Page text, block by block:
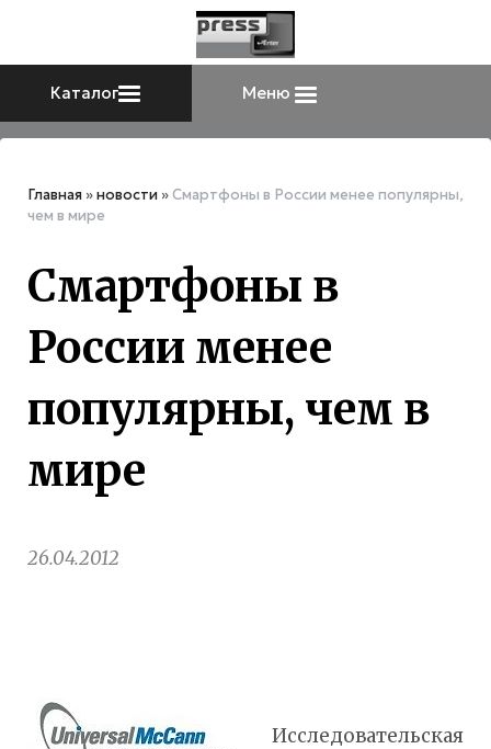
Каталог Меню
Главная »новости »Смартфоны в России менее популярны,
чем в мире
Смартфоны в
России менее
популярны, чем в
мире
26.04.2012
Исследовательская